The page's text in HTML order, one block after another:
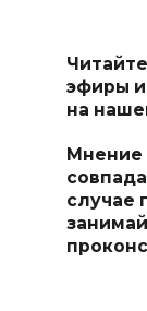
эфиры и
на
Мнение
случае